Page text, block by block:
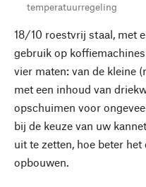
temperatuurregeling
18/10 roestvrij staal, met
gebruik op
vier maten: van de kleine
met een inhoud van
opschuimen voor
bij de keuze van uw
uit te zetten, hoe beter
opbouwen.